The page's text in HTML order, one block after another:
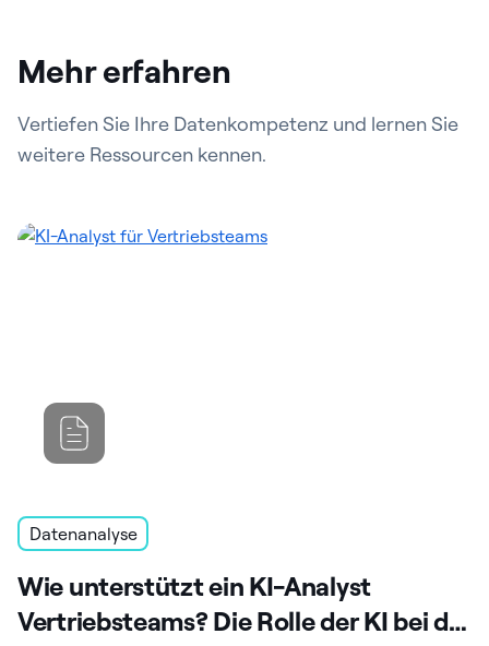
Mehr erfahren
Vertiefen Sie Ihre Datenkompetenz und lernen Sie
weitere Ressourcen kennen.
Datenanalyse
Wie unterstützt ein KI-Analyst
Vertriebsteams? Die Rolle der KI bei der